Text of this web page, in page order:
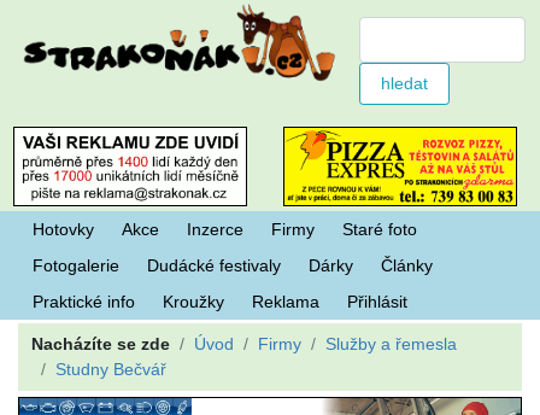
Hotovky Akce Inzerce Firmy
Staré foto
Fotogalerie
Dudácké festivaly Dárky
Články
Praktické info
Kroužky Reklama Přihlásit
Nacházíte se zde Úvod Firmy
Služby a řemesla
Studny Bečvář